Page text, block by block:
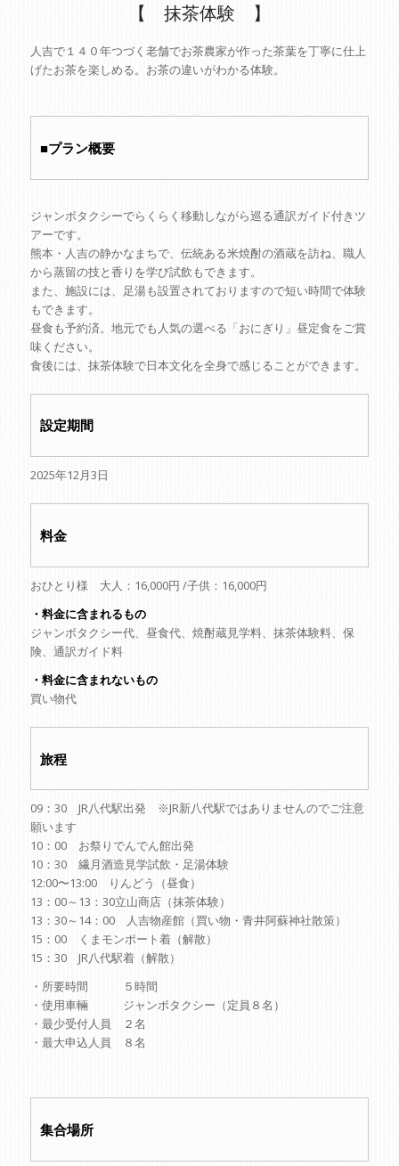
【 抹茶体験 】
人吉で１４０年つづく老舗でお茶農家が作った茶葉を丁寧に仕上
げたお茶を楽しめる。お茶の違いがわかる体験。
■プラン概要
ジャンボタクシーでらくらく移動しながら巡る通訳ガイド付きツ
アーです。
熊本・人吉の静かなまちで、伝統ある米焼酎の酒蔵を訪ね、職人
から蒸留の技と香りを学び試飲もできます。
また、施設には、足湯も設置されておりますので短い時間で体験
もできます。
昼食も予約済。地元でも人気の選べる「おにぎり」昼定食をご賞
味ください。
食後には、抹茶体験で日本文化を全身で感じることができます。
設定期間
2025年12月3日
料金
おひとり様 大人：16,000円 /子供：16,000円
・料金に含まれるもの
ジャンボタクシー代、昼食代、焼酎蔵見学料、抹茶体験料、保
険、通訳ガイド料
・料金に含まれないもの
買い物代
旅程
09：30 JR八代駅出発 ※JR新八代駅ではありませんのでご注意
願います
10：00 お祭りでんでん館出発
10：30 繊月酒造見学試飲・足湯体験
12:00〜13:00 りんどう（昼食）
13：00～13：30立山商店（抹茶体験）
13：30～14：00 人吉物産館（買い物・青井阿蘇神社散策）
15：00 くまモンポート着（解散）
15：30 JR八代駅着（解散）
・所要時間 ５時間
・使用車輛 ジャンボタクシー（定員８名）
・最少受付人員 ２名
・最大申込人員 ８名
集合場所